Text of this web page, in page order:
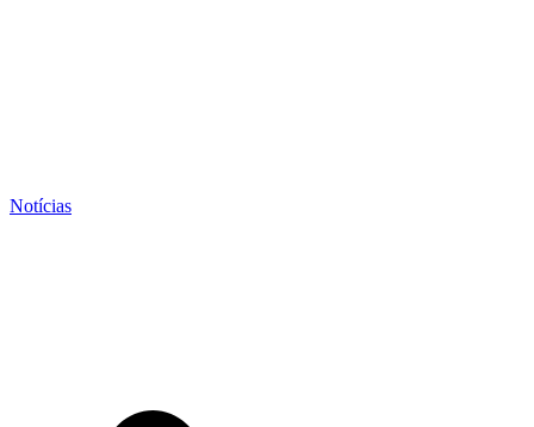
Notícias